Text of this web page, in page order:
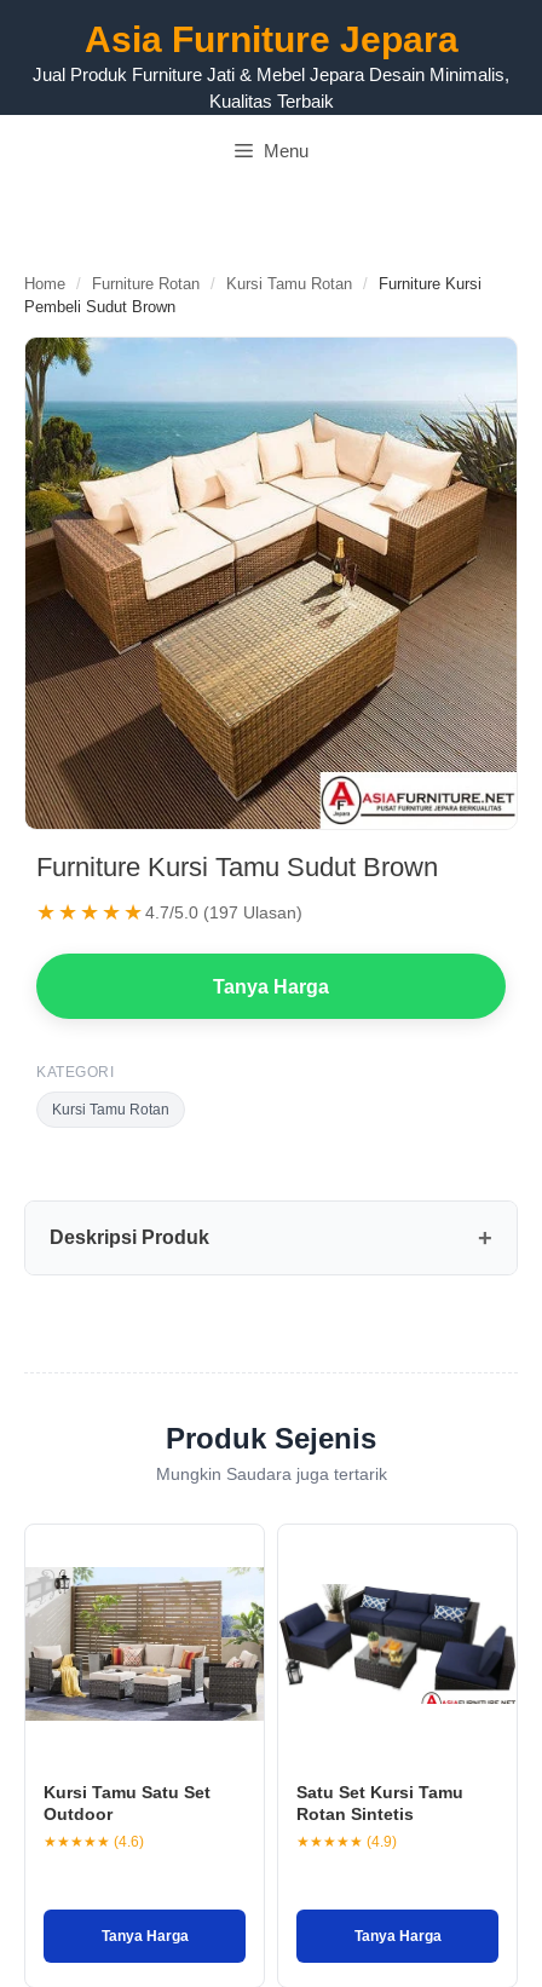
Asia Furniture Jepara
Jual Produk Furniture Jati & Mebel Jepara Desain Minimalis,
Kualitas Terbaik
Menu
Home / Furniture Rotan / Kursi Tamu Rotan /
Furniture Kursi
Pembeli Sudut Brown
Furniture Kursi Tamu Sudut Brown
★★★★★4.7/5.0 (197 Ulasan)
Tanya Harga
KATEGORI
Kursi Tamu Rotan
Deskripsi Produk
Produk Sejenis
Mungkin Saudara juga tertarik
Kursi Tamu Satu Set
Outdoor
★★★★★ (4.6)
Tanya Harga
Satu Set Kursi Tamu
Rotan Sintetis
★★★★★ (4.9)
Tanya Harga